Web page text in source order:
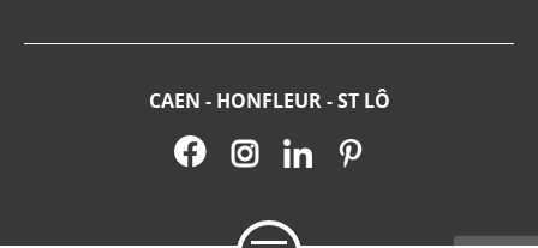
CAEN - HONFLEUR - ST LÔ